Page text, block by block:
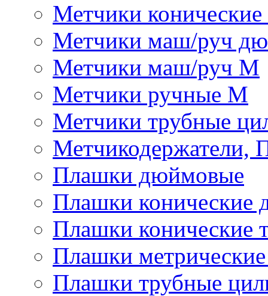
Метчики
Метчики маш/руч
Метчики маш/руч М
Метчики ручные М
Метчики трубные
Метчикодержатели,
Плашки дюймовые
Плашки
Плашки конические
Плашки
Плашки трубные